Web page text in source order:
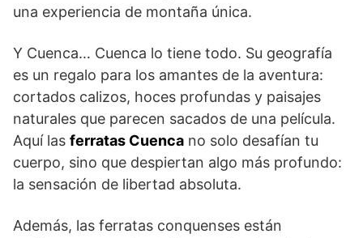
una experiencia de montaña única.
Y Cuenca… Cuenca lo tiene todo. Su geografía
es un regalo para los amantes de la aventura:
cortados calizos, hoces profundas y paisajes
naturales que parecen sacados de una película.
Aquí las ferratas Cuenca no solo desafían tu
cuerpo, sino que despiertan algo más profundo:
la sensación de libertad absoluta.
Además, las ferratas conquenses están